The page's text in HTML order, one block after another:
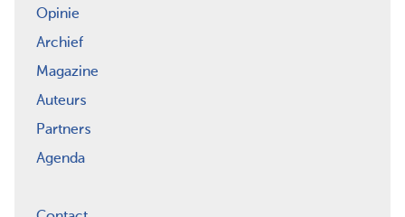
Opinie
Archief
Magazine
Auteurs
Partners
Agenda